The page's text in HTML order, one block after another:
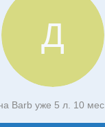
Д
Barb уже 5 л. 10 мес.